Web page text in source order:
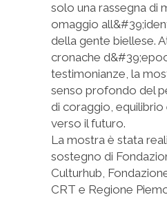
solo una rassegna di
omaggio
della gente biellese.
cronache
testimonianze, la
senso profondo del
di coraggio,
verso il futuro.
La mostra è stata
sostegno di
Culturhub,
CRT e Regione